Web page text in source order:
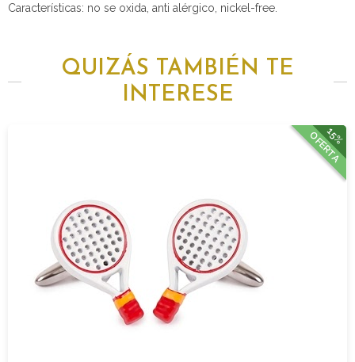
Características: no se oxida, anti alérgico, nickel-free.
QUIZÁS TAMBIÉN TE
INTERESE
15%
OFERTA